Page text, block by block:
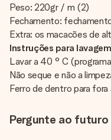
Peso: 220gr / m (2)
Fechamento:
Extra: os macacões de
Instruções para
Lavar a 40 ° C
Não seque e não a
Ferro de dentro para
Pergunte ao